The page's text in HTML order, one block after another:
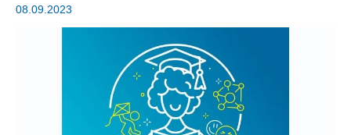
08.09.2023